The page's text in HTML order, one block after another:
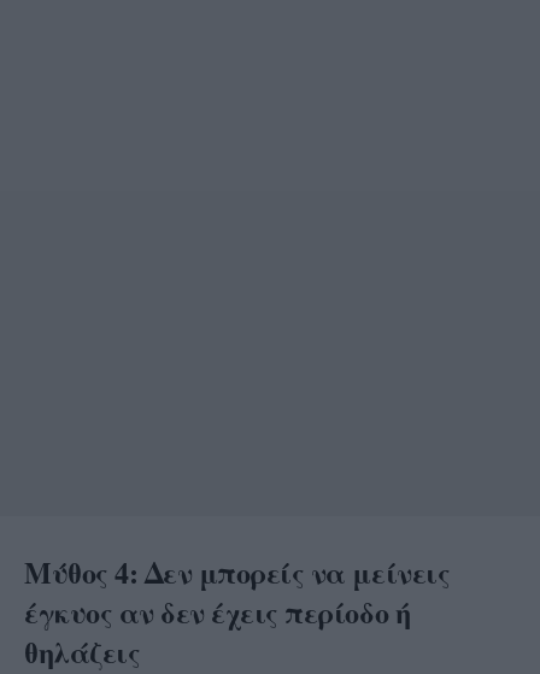
Μύθος 4: Δεν μπορείς να μείνεις
έγκυος αν δεν έχεις περίοδο ή
θηλάζεις